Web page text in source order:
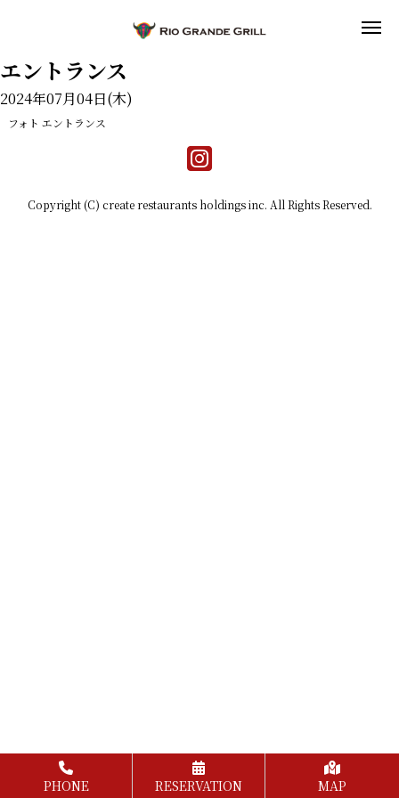
エントランス
2024年07月04日(木)
フォト エントランス
Copyright (C) create restaurants holdings inc. All Rights Reserved.
PHONE RESERVATION MAP